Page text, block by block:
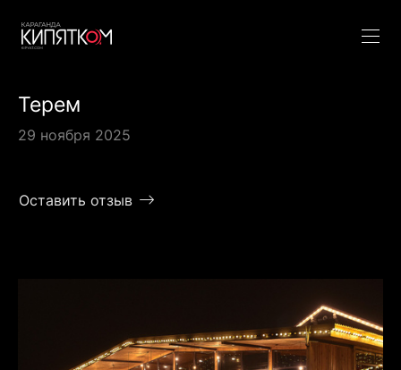
Терем
29 ноября 2025
Оставить отзыв